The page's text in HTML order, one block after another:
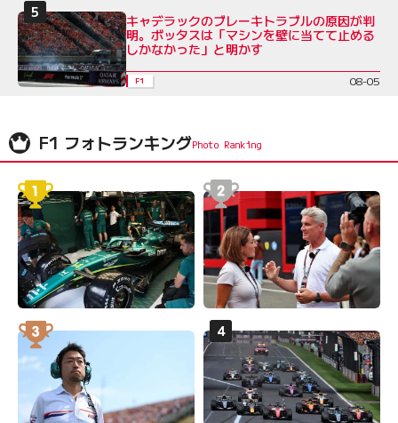
キャデラックのブレーキトラブルの原因が判
明。ボッタスは「マシンを壁に当てて止める
しかなかった」と明かす
F1 08-05
F1 フォトランキング